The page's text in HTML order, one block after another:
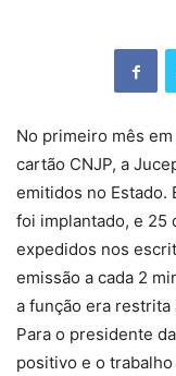
No primeiro mês
cartão CNJP, a
emitidos no Estado.
foi implantado, e 25
expedidos nos
emissão a cada 2
a função era restrita
Para o presidente
positivo e o